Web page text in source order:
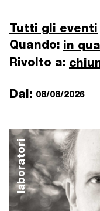
Quando:
Rivolto a:
Dal:
laboratori